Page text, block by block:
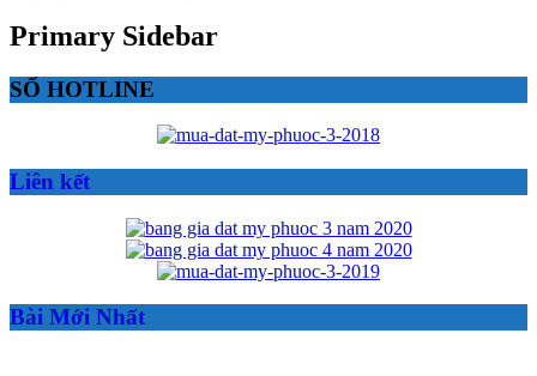
Primary Sidebar
SỐ HOTLINE
Liên kết
Bài Mới Nhất